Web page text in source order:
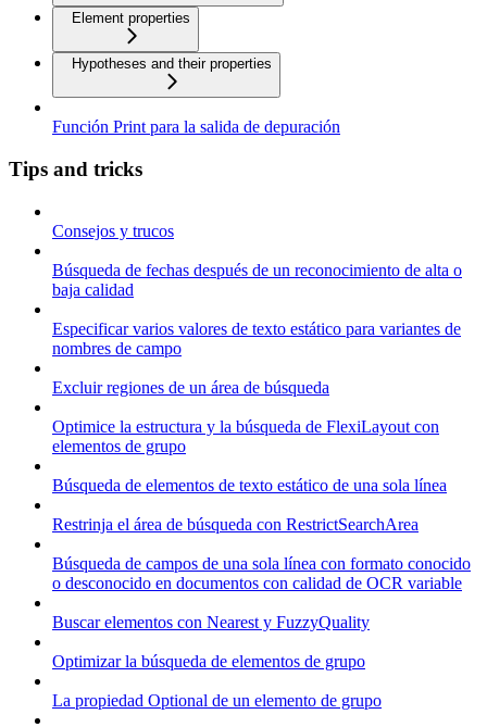
Element properties
Hypotheses and their properties
Función Print para la salida de depuración
Tips and tricks
Consejos y trucos
Búsqueda de fechas después de un reconocimiento de alta o
baja calidad
Especificar varios valores de texto estático para variantes de
nombres de campo
Excluir regiones de un área de búsqueda
Optimice la estructura y la búsqueda de FlexiLayout con
elementos de grupo
Búsqueda de elementos de texto estático de una sola línea
Restrinja el área de búsqueda con RestrictSearchArea
Búsqueda de campos de una sola línea con formato conocido
o desconocido en documentos con calidad de OCR variable
Buscar elementos con Nearest y FuzzyQuality
Optimizar la búsqueda de elementos de grupo
La propiedad Optional de un elemento de grupo